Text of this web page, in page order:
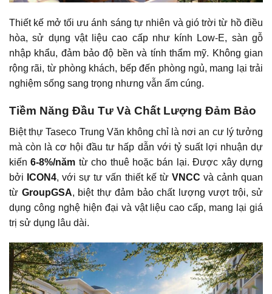
Thiết kế mở tối ưu ánh sáng tự nhiên và gió trời từ hồ điều
hòa, sử dụng vật liệu cao cấp như kính Low-E, sàn gỗ
nhập khẩu, đảm bảo độ bền và tính thẩm mỹ. Không gian
rộng rãi, từ phòng khách, bếp đến phòng ngủ, mang lại trải
nghiệm sống sang trọng nhưng vẫn ấm cúng.
Tiềm Năng Đầu Tư Và Chất Lượng Đảm Bảo
Biệt thự Taseco Trung Văn không chỉ là nơi an cư lý tưởng
mà còn là cơ hội đầu tư hấp dẫn với tỷ suất lợi nhuận dự
kiến6-8%/năm từ cho thuê hoặc bán lại. Được xây dựng
bởi ICON4, với sự tư vấn thiết kế từ VNCC và cảnh quan
từ GroupGSA, biệt thự đảm bảo chất lượng vượt trội, sử
dụng công nghệ hiện đại và vật liệu cao cấp, mang lại giá
trị sử dụng lâu dài.